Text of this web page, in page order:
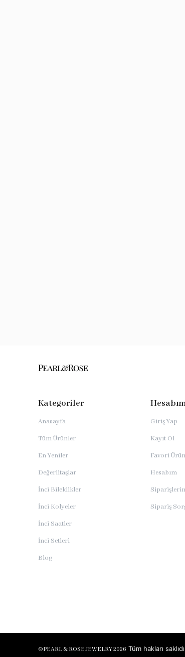
Kategoriler
Anasayfa
Tüm Ürünler
En Yeniler
Değerlitaşlar
İnci Bileklikler
İnci Kolyeler
İnci Saatler
İnci Setleri
Blog
Giriş Yap
Kayıt Ol
Favori
Hesabım
Sipariş
©PEARL & ROSE JEWELRY 2026 Tüm hakları